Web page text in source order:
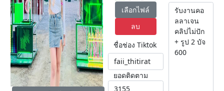
เลือกไฟล์
ลบ
ชื่อช่อง Tiktok
ยอดติดตาม